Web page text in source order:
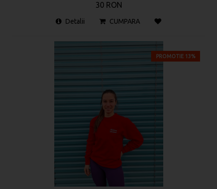
30 RON
Detalii CUMPARA
PROMOTIE 13%